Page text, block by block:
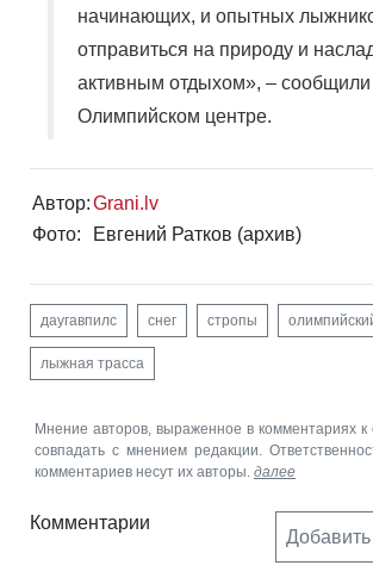
начинающих, и опытных
отправиться на природу и
активным отдыхом», – сообщили
Олимпийском центре.
Автор:Grani.lv
Фото:
Евгений Ратков (архив)
даугавпилс снег стропы
лыжная трасса
Мнение авторов, выраженное в комментариях к
совпадать с мнением редакции.
комментариев несут их авторы. далее
Комментарии